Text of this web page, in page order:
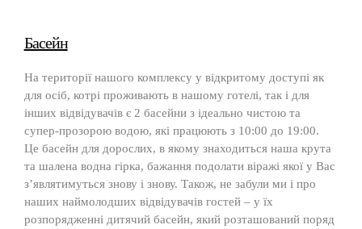
Басейн
На території нашого комплексу у відкритому доступі як
для осіб, котрі проживають в нашому готелі, так і для
інших відвідувачів є 2 басейни з ідеально чистою та
супер-прозорою водою, які працюють з 10:00 до 19:00.
Це басейн для дорослих, в якому знаходиться наша крута
та шалена водна гірка, бажання подолати віражі якої у Вас
з’являтимуться знову і знову. Також, не забули ми і про
наших наймолодших відвідувачів гостей – у їх
розпорядженні дитячий басейн, який розташований поряд